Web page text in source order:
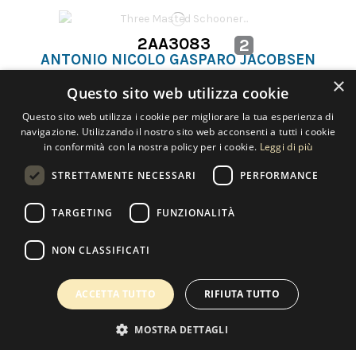
2AA3083 2
ANTONIO NICOLO GASPARO JACOBSEN
Contact us
07533170960
Powered byEmotionDesign
×
Questo sito web utilizza cookie
Questo sito web utilizza i cookie per migliorare la tua esperienza di
navigazione. Utilizzando il nostro sito web acconsenti a tutti i cookie
in conformità con la nostra policy per i cookie. Leggi di più
STRETTAMENTE NECESSARI PERFORMANCE
TARGETING FUNZIONALITÀ
NON CLASSIFICATI
ACCETTA TUTTO RIFIUTA TUTTO
MOSTRA DETTAGLI